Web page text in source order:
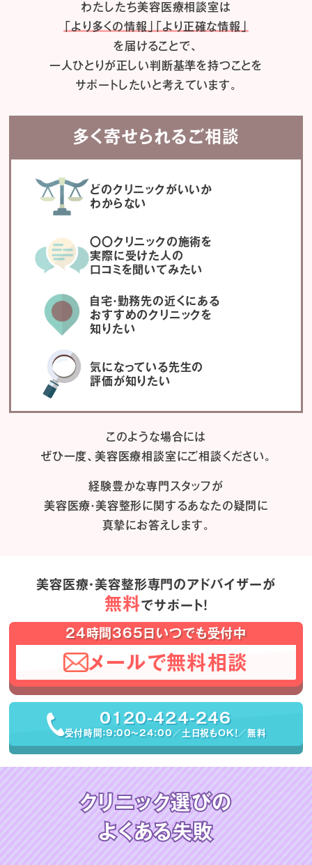
わたしたち美容医療相談室は
「より多くの情報」「より正確な情報」
を届けることで、
一人ひとりが正しい判断基準を持つことを
サポートしたいと考えています。
多く寄せられるご相談
どのクリニックがいいか
わからない
〇〇クリニックの施術を
実際に受けた人の
口コミを聞いてみたい
自宅・勤務先の近くにある
おすすめのクリニックを
知りたい
気になっている先生の
評価が知りたい
このような場合には
ぜひ一度、美容医療相談室にご相談ください。
経験豊かな専門スタッフが
美容医療・美容整形に関するあなたの疑問に
真摯にお答えします。
美容医療・美容整形専門のアドバイザーが
無料でサポート！
24時間365日いつでも受付中
メールで無料相談
0120-424-246
受付時間：9:00〜24:00／土日祝もOK！／無料
クリニック選びの
よくある失敗